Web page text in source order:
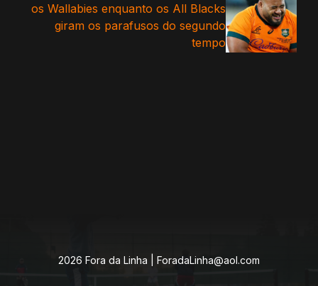
os Wallabies enquanto os All Blacks
giram os parafusos do segundo
tempo
2026 Fora da Linha | ForadaLinha@aol.com